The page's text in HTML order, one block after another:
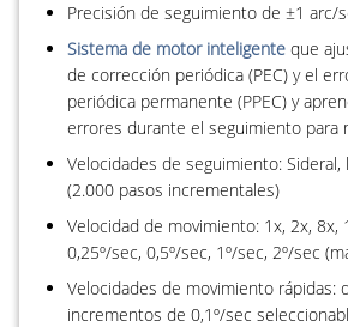
Precisión de seguimiento de ±1 arc/
Sistema de motor inteligente que
de corrección periódica (PEC) y el
periódica permanente (PPEC) y
errores durante el seguimiento para
Velocidades de seguimiento: Sideral,
(2.000 pasos incrementales)
Velocidad de movimiento: 1x, 2x, 8x,
0,25º/sec, 0,5º/sec, 1º/sec, 2º/sec
Velocidades de movimiento rápidas:
incrementos de 0,1º/sec